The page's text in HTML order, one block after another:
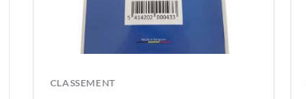
CLASSEMENT